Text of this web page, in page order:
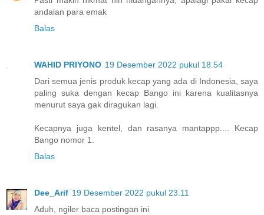
andalan para emak
Balas
WAHID PRIYONO 19 Desember 2022 pukul 18.54
Dari semua jenis produk kecap yang ada di Indonesia, saya
paling suka dengan kecap Bango ini karena kualitasnya
menurut saya gak diragukan lagi.
Kecapnya juga kentel, dan rasanya mantappp.... Kecap
Bango nomor 1.
Balas
Dee_Arif 19 Desember 2022 pukul 23.11
Aduh, ngiler baca postingan ini